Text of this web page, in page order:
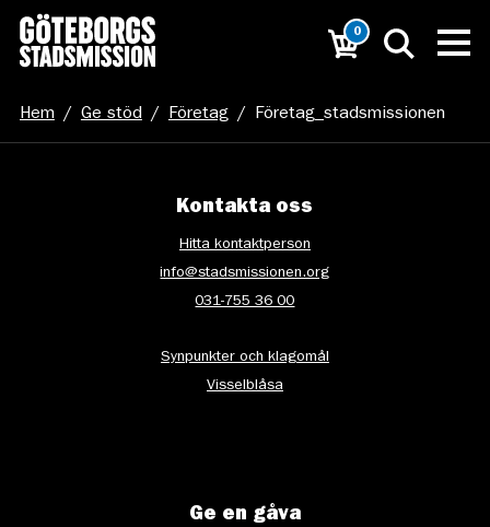
0
Hem / Ge stöd / Företag / Företag_stadsmissionen
Kontakta oss
Hitta kontaktperson
info@stadsmissionen.org
031-755 36 00
Synpunkter och klagomål
Visselblåsa
Ge en gåva